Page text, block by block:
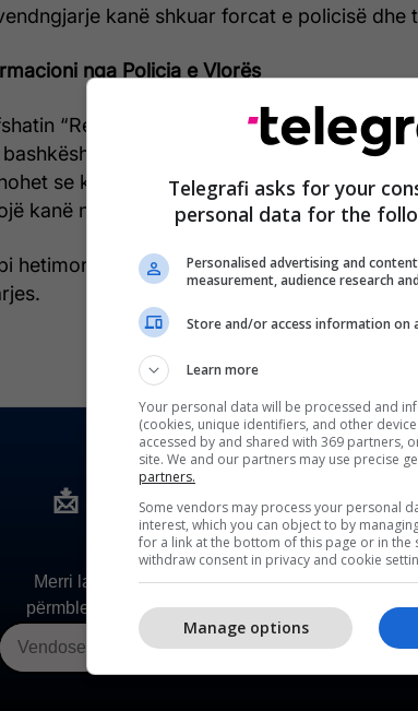
kanë shkuar forcat e policisë dhe
nga Policia e Vlorës
“Resulaj”, Vlorë, rreth orës 18:45,
e tij shtetasja M.Z, 75 vjeçe,
se kanë rënë në kontakt me rrymën
kanë ndërruar jetë.
hetimor po punon për zbardhjen e plotë të
Telegrafi asks for your
personal data for the
Personalised advertising and
measurement, audience research
Store and/or access information on
Learn more
Your personal data will be processed and
(cookies, unique identifiers, and other
accessed by and shared with 369 partners,
site. We and our partners may use precise
partners.
Some vendors may process your personal
interest, which you can object to by
for a link at the bottom of this page or in the
withdraw consent in privacy and cookie
Manage options